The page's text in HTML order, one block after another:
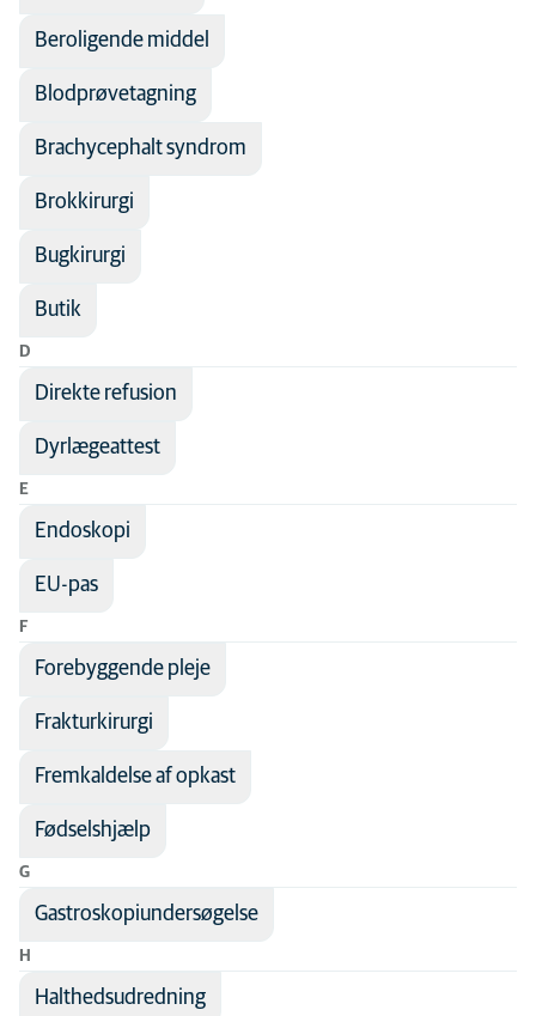
Mave-tarmlidelser
Ortopædi
Reproduktion
Øjne
Beroligende middel
Blodprøvetagning
Brachycephalt syndrom
Brokkirurgi
Bugkirurgi
Butik
D
Direkte refusion
Dyrlægeattest
E
Endoskopi
EU-pas
F
Forebyggende pleje
Frakturkirurgi
Fremkaldelse af opkast
Fødselshjælp
G
Gastroskopiundersøgelse
H
Halthedsudredning